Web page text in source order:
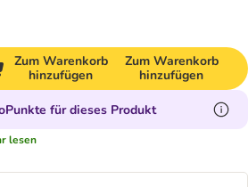
Zum Warenkorb
hinzufügen
Zum Warenkorb
hinzufügen
für dieses Produkt
lesen